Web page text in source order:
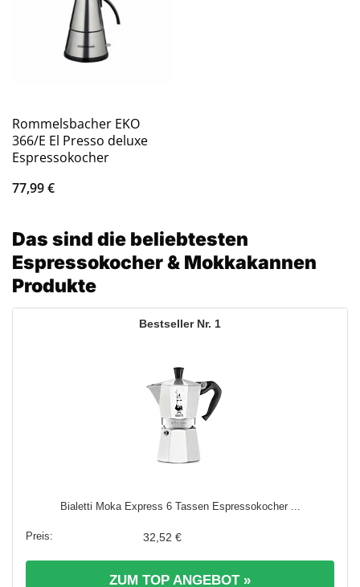
Rommelsbacher EKO
366/E El Presso deluxe
Espressokocher
77,99€
Das sind die beliebtesten
Espressokocher & Mokkakannen
Produkte
1
Bialetti Moka Express 6 Tassen Espressokocher ...
32,52 €
ZUM TOP ANGEBOT »